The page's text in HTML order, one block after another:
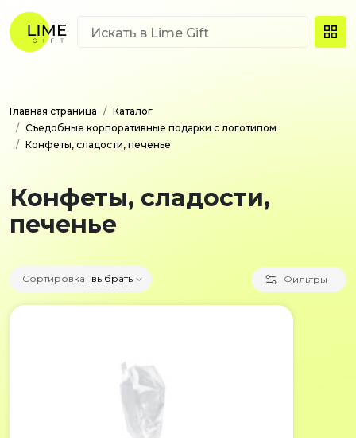
Главная страница
Каталог
Съедобные корпоративные подарки с логотипом
Конфеты, сладости, печенье
Конфеты, сладости,
печенье
Сортировка выбрать Фильтры